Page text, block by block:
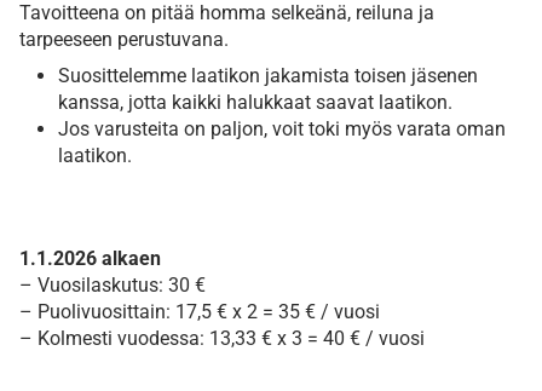
Tavoitteena on pitää homma selkeänä, reiluna ja
tarpeeseen perustuvana.
Suosittelemme laatikon jakamista toisen jäsenen
kanssa, jotta kaikki halukkaat saavat laatikon.
Jos varusteita on paljon, voit toki myös varata oman
laatikon.
1.1.2026 alkaen
– Vuosilaskutus: 30 €
– Puolivuosittain: 17,5 € x 2 = 35 € / vuosi
– Kolmesti vuodessa: 13,33 € x 3 = 40 € / vuosi